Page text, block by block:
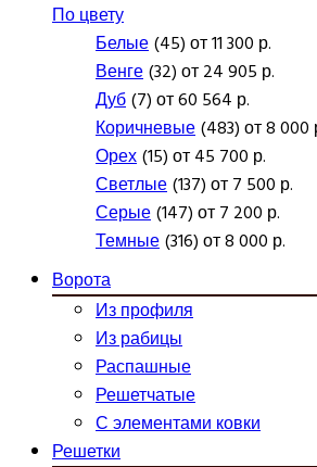
По цвету
Белые(45) от 11 300 р.
Венге(32) от 24 905 р.
Дуб(7) от 60 564 р.
Коричневые(483) от 8 000
Орех(15) от 45 700 р.
Светлые(137) от 7 500 р.
Серые(147) от 7 200 р.
Темные(316) от 8 000 р.
Ворота
Из профиля
Из рабицы
Распашные
Решетчатые
С элементами ковки
Решетки